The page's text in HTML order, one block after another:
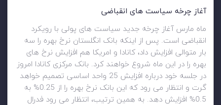
آغاز چرخه سیاست های انقباضی
ماه مارس آغاز چرخه جدید سیاست های پولی با رویکرد
انقباضی است. پس از اینکه بانک انگلستان نرخ بهره را سه
بار متوالی افزایش داد، کانادا و امریکا هم افزایش نرخ های
بهره را در این ماه شروع خواهند کرد. بانک مرکزی کانادا امروز
در جلسه خود درباره افزایش 25 واحد اساسی تصمیم خواهد
گرت و انتظار می رود که این بانک نرخ بهره را از 0.25% به
0.5% افزایش دهد. به همین ترتیب، انتظار می رود فدرال